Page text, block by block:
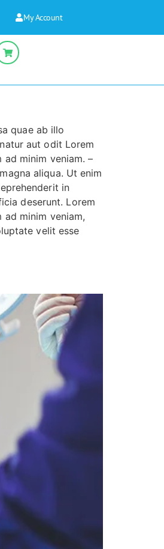
My Account
quae ab illo
aut odit Lorem
minim veniam. –
aliqua. Ut enim
in
deserunt. Lorem
minim veniam,
velit esse